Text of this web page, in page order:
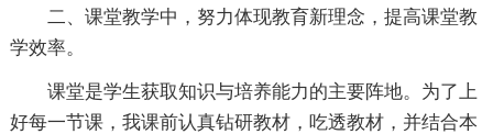
二、课堂教学中，努力体现教育新理念，提高课堂教
学效率。
课堂是学生获取知识与培养能力的主要阵地。为了上
好每一节课，我课前认真钻研教材，吃透教材，并结合本